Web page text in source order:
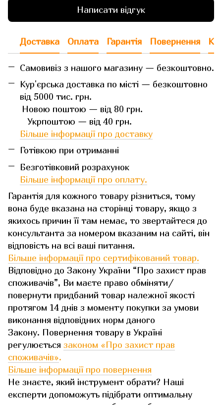
Написати відгук
Доставка Оплата Гарантія Повернення
Самовивіз з нашого магазину — безкоштовно.
Кур'єрська доставка по місті — безкоштовно
від 5000 тис. грн.
Новою поштою — від 80 грн.
Укрпоштою — від 40 грн.
Більше інформації про доставку
Готівкою при отриманні
Безготівковий розрахунок
Більше інформації про оплату.
Гарантія для кожного товару різниться, тому
вона буде вказана на сторінці товару, якщо з
якихось причин її там немає, то звертайтеся до
консультанта за номером вказаним на сайті, він
відповість на всі ваші питання.
Більше інформації про сертифікований товар.
Відповідно до Закону України “Про захист прав
споживачів”, Ви маєте право обміняти/
повернути придбаний товар належної якості
протягом 14 днів з моменту покупки за умови
виконання відповідних норм даного
Закону. Повернення товару в Україні
регулюється законом «Про захист прав
споживачів».
Більше інформації про повернення
Не знаєте, який інструмент обрати? Наші
експерти допоможуть підібрати оптимальну